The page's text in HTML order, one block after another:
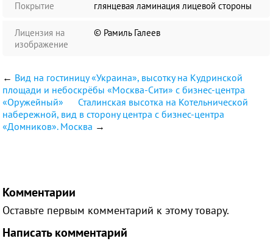
Покрытие глянцевая ламинация лицевой стороны
Лицензия на
изображение
© Рамиль Галеев
← Вид на гостиницу «Украина», высотку на Кудринской
площади и небоскрёбы «Москва-Сити» с бизнес-центра
«Оружейный»
Сталинская высотка на Котельнической
набережной, вид в сторону центра с бизнес-центра
«Домников». Москва →
Комментарии
Оставьте первым комментарий к этому товару.
Написать комментарий